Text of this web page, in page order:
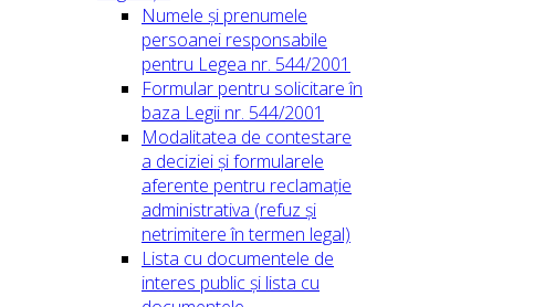
Numele și prenumele
persoanei responsabile
pentru Legea nr. 544/2001
Formular pentru solicitare în
baza Legii nr. 544/2001
Modalitatea de contestare
a deciziei și formularele
aferente pentru reclamație
administrativa (refuz și
netrimitere în termen legal)
Lista cu documentele de
interes public și lista cu